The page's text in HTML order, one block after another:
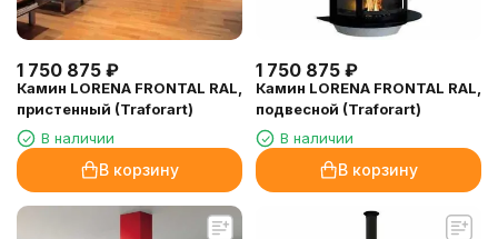
1 750 875 ₽
Камин LORENA FRONTAL RAL,
пристенный (Traforart)
В наличии
В корзину
1 750 875 ₽
Камин LORENA FRONTAL RAL,
подвесной (Traforart)
В наличии
В корзину